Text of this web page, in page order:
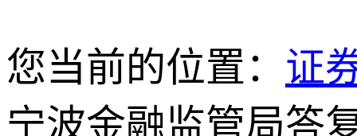
您当前的位置： 证
宁波金融监管局答